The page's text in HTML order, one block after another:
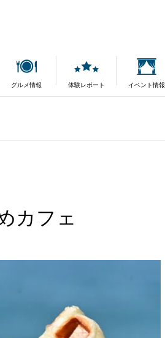
グルメ情報 体験レポート イベント情報
カフェ